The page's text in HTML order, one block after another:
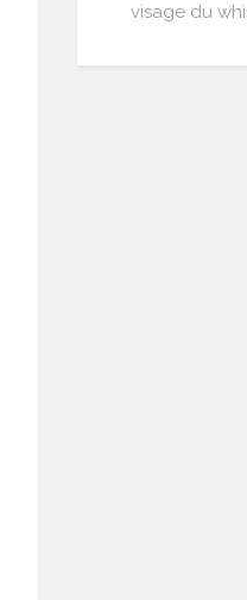
visage du